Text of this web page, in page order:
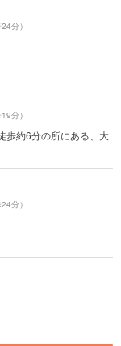
24分）
19分）
歩約6分の所にある、大
24分）